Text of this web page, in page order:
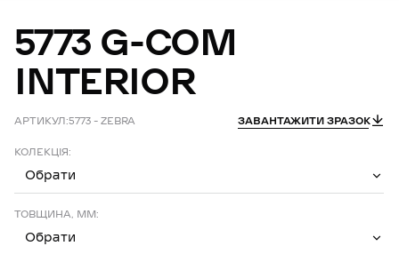
5773 G-COM
INTERIOR
АРТИКУЛ:5773 – ZEBRA ЗАВАНТАЖИТИ ЗРАЗОК
КОЛЕКЦІЯ:
Обрати
ТОВЩИНА, ММ:
Обрати